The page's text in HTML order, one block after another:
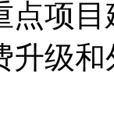
点项
升级